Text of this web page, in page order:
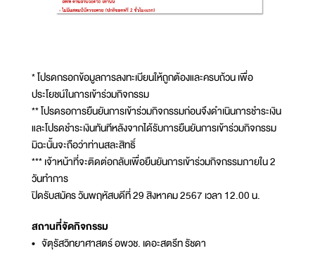
* โปรดกรอกข้อมูลการลงทะเบียนให้ถูกต้องและครบถ้วน เพื่อ
ประโยชน์ในการเข้าร่วมกิจกรรม
** โปรดรอการยืนยันการเข้าร่วมกิจกรรมก่อนจึงดำเนินการชำระเงิน
และโปรดชำระเงินทันทีหลังจากได้รับการยืนยันการเข้าร่วมกิจกรรม
มิฉะนั้นจะถือว่าท่านสละสิทธิ์
*** เจ้าหน้าที่จะติดต่อกลับเพื่อยืนยันการเข้าร่วมกิจกรรมภายใน 2
วันทำการ
ปิดรับสมัคร วันพฤหัสบดีที่ 29 สิงหาคม 2567 เวลา 12.00 น.
สถานที่จัดกิจกรรม
• จัตุรัสวิทยาศาสตร์ อพวช. เดอะสตรีท รัชดา